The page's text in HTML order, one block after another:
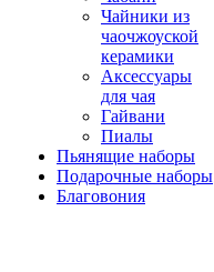
Чайники из
чаочжоуской
керамики
Аксессуары
для чая
Гайвани
Пиалы
Пьянящие наборы
Подарочные наборы
Благовония